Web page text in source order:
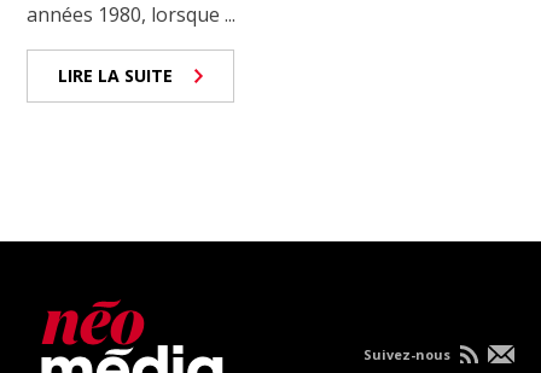
années 1980, lorsque ...
LIRE LA SUITE
Suivez-nous